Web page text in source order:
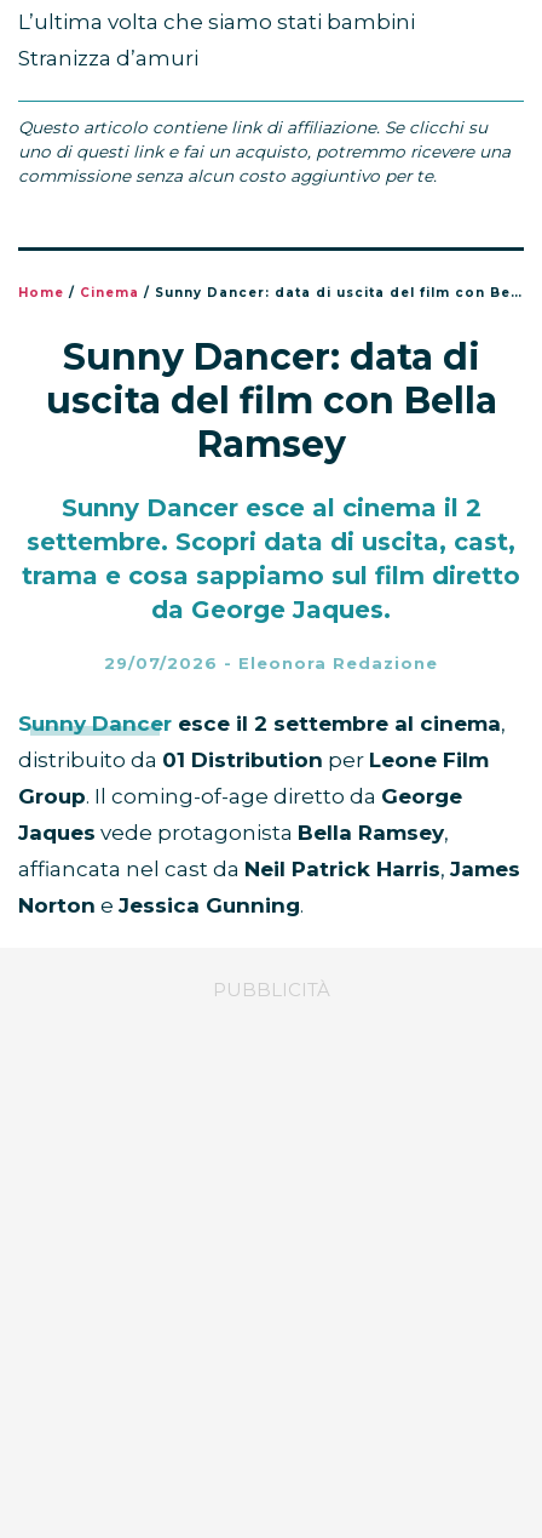
L’ultima volta che siamo stati bambini
Stranizza d’amuri
Questo articolo contiene link di affiliazione. Se clicchi su
uno di questi link e fai un acquisto, potremmo ricevere una
commissione senza alcun costo aggiuntivo per te.
Home / Cinema / Sunny Dancer: data di uscita del film con Bella Ramsey
Sunny Dancer: data di
uscita del film con Bella
Ramsey
Sunny Dancer esce al cinema il 2
settembre. Scopri data di uscita, cast,
trama e cosa sappiamo sul film diretto
da George Jaques.
29/07/2026 - Eleonora Redazione
Sunny Dancer esce il 2 settembre al cinema,
distribuito da 01 Distribution per Leone Film
Group. Il coming-of-age diretto da George
Jaques vede protagonista Bella Ramsey,
affiancata nel cast da Neil Patrick Harris, James
Norton e Jessica Gunning.